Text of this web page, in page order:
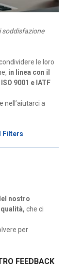
soddisfazione
le loro
in linea con il
9001 e IATF
nell’aiutarci a
Filters
nostro
che ci
per
FEEDBACK